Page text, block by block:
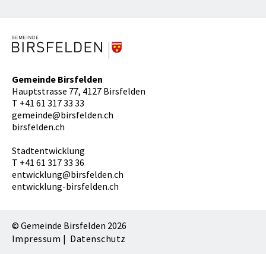
Gemeinde Birsfelden
Hauptstrasse 77, 4127 Birsfelden
T +41 61 317 33 33
gemeinde@birsfelden.ch
birsfelden.ch
Stadtentwicklung
T +41 61 317 33 36
entwicklung@birsfelden.ch
entwicklung-birsfelden.ch
© Gemeinde Birsfelden 2026
Impressum
Datenschutz